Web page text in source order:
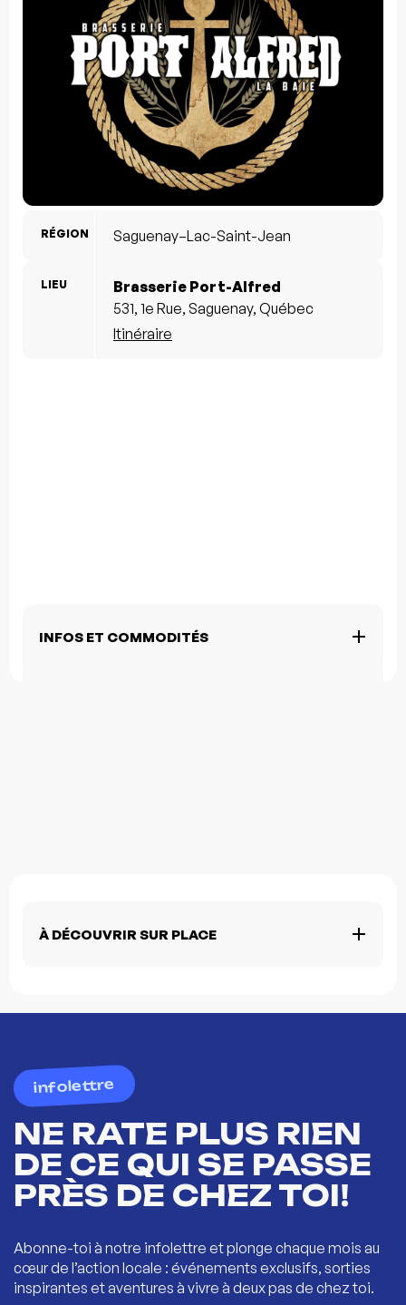
RÉGION Saguenay–Lac-Saint-Jean
LIEU
Brasserie Port-Alfred
531, 1e Rue, Saguenay, Québec
Itinéraire
INFOS ET COMMODITÉS
À DÉCOUVRIR SUR PLACE
infolettre
NE RATE PLUS RIEN
DE CE QUI SE PASSE
PRÈS DE CHEZ TOI!
Abonne-toi à notre infolettre et plonge chaque mois au
cœur de l’action locale : événements exclusifs, sorties
inspirantes et aventures à vivre à deux pas de chez toi.